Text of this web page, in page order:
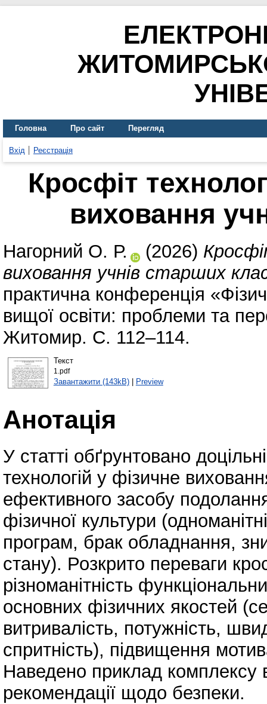
Головна Про сайт Перегляд
Вхід Реєстрація
Кросфіт
виховання
Нагорний О. Р. (2026)
виховання учнів старших
практична конференція
вищої освіти: проблеми та
Житомир. С. 112–114.
Текст
1.pdf
Завантажити (143kB)| Preview
Анотація
У статті обґрунтовано
технологій у фізичне
ефективного засобу
фізичної культури
програм, брак обладнання,
стану). Розкрито переваги
різноманітність
основних фізичних якостей
витривалість, потужність,
спритність), підвищення
Наведено приклад комплексу
рекомендації щодо безпеки.